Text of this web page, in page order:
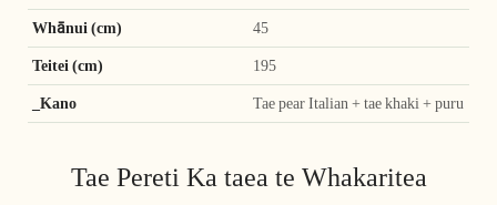
Whānui (cm) 45
Teitei (cm) 195
_Kano Tae pear Italian + tae khaki + puru
Tae Pereti Ka taea te Whakaritea